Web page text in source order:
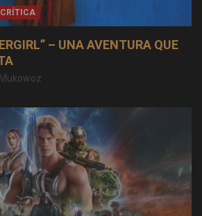
– UNA AVENTURA QUE